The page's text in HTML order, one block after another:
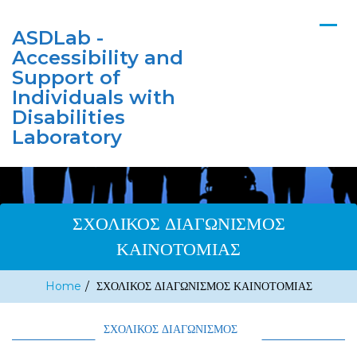
ASDLab -
Accessibility and
Support of
Individuals with
Disabilities
Laboratory
ΣΧΟΛΙΚΟΣ ΔΙΑΓΩΝΙΣΜΟΣ
ΚΑΙΝΟΤΟΜΙΑΣ
Home / ΣΧΟΛΙΚΟΣ ΔΙΑΓΩΝΙΣΜΟΣ ΚΑΙΝΟΤΟΜΙΑΣ
ΣΧΟΛΙΚΟΣ ΔΙΑΓΩΝΙΣΜΟΣ